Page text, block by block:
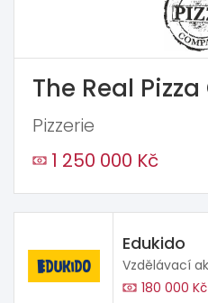
The Real
Pizzerie
1 250 000 Kč
Edukido
Vzdělávací
180 000 Kč